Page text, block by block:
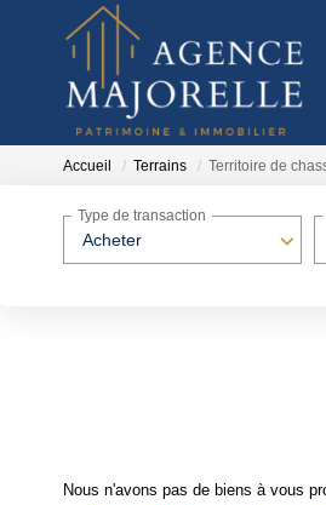
Accueil Terrains Territoire de
Acheter
Type de transaction
Nous n'avons pas de biens à vous